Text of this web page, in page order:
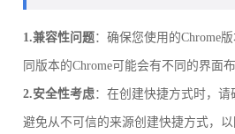
1.兼容性问题：确保您使用的Chrome
同版本的Chrome可能会有不同的界面
2.安全性考虑：在创建快捷方式时，请
避免从不可信的来源创建快捷方式，以